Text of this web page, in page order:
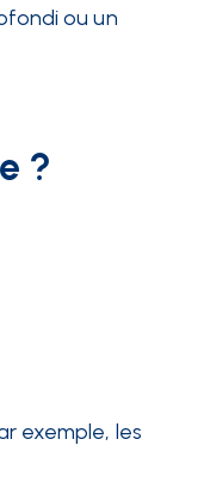
ou un
?
exemple, les